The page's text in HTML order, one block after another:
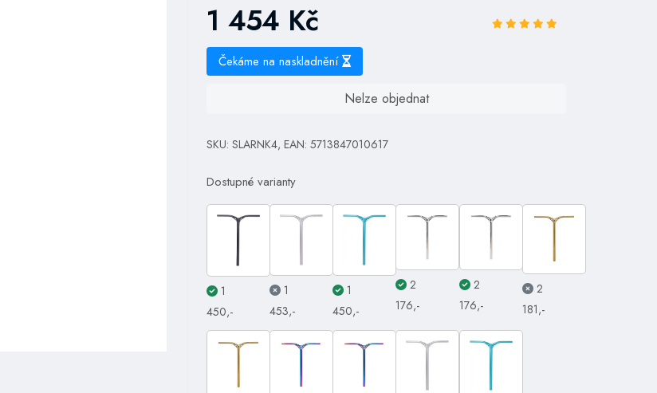
1 454 Kč
Čekáme na naskladnění
Nelze objednat
SKU: SLARNK4, EAN: 5713847010617
Dostupné varianty
1
450,-
1
453,-
1
450,-
2
176,-
2
176,-
2
181,-